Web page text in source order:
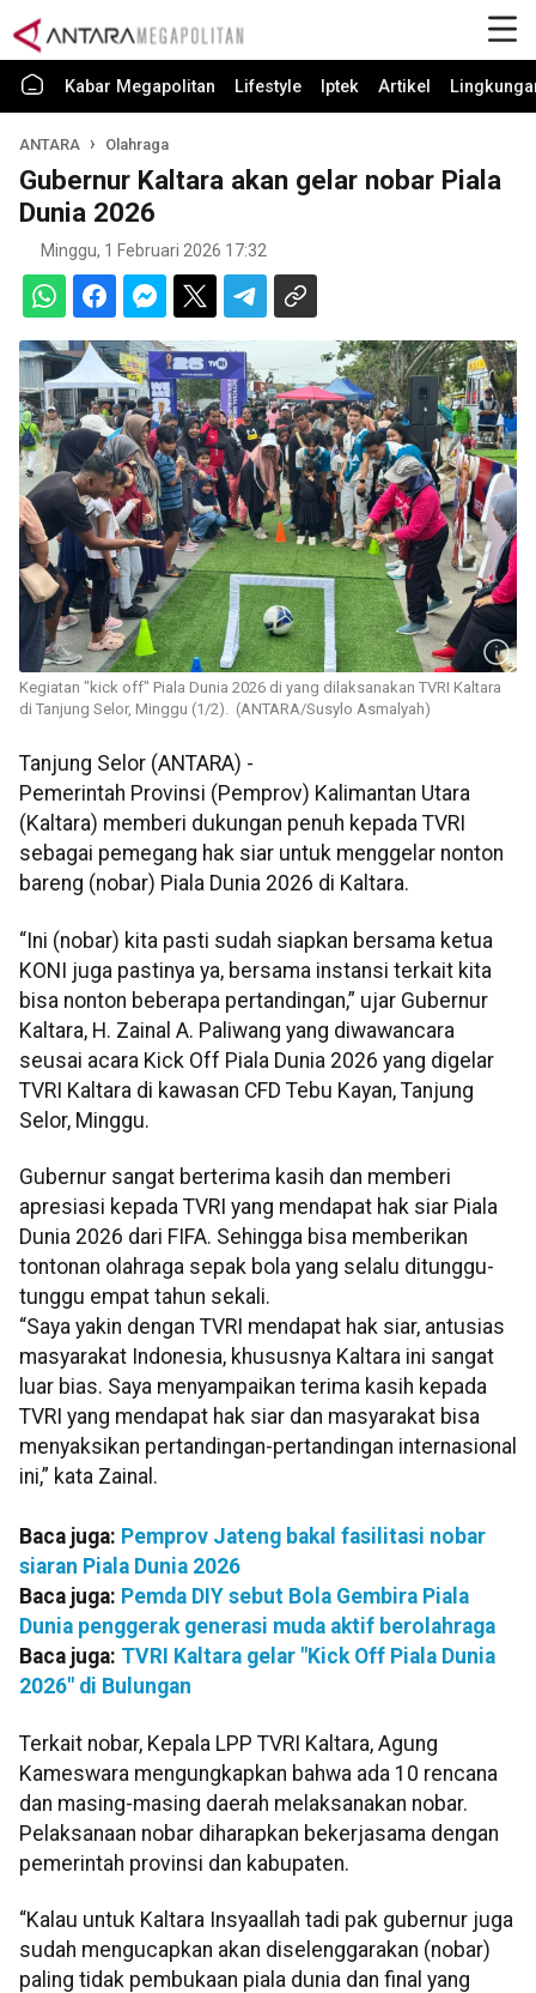
Kabar Megapolitan Lifestyle Iptek Artikel
ANTARA Olahraga
Gubernur Kaltara akan gelar nobar Piala
Dunia 2026
Minggu, 1 Februari 2026 17:32
Kegiatan "kick off" Piala Dunia 2026 di yang dilaksanakan TVRI Kaltara
di Tanjung Selor, Minggu (1/2). (ANTARA/Susylo Asmalyah)
Tanjung Selor (ANTARA) -
Pemerintah Provinsi (Pemprov) Kalimantan Utara
(Kaltara) memberi dukungan penuh kepada TVRI
sebagai pemegang hak siar untuk menggelar nonton
bareng (nobar) Piala Dunia 2026 di Kaltara.
“Ini (nobar) kita pasti sudah siapkan bersama ketua
KONI juga pastinya ya, bersama instansi terkait kita
bisa nonton beberapa pertandingan,” ujar Gubernur
Kaltara, H. Zainal A. Paliwang yang diwawancara
seusai acara Kick Off Piala Dunia 2026 yang digelar
TVRI Kaltara di kawasan CFD Tebu Kayan, Tanjung
Selor, Minggu.
Gubernur sangat berterima kasih dan memberi
apresiasi kepada TVRI yang mendapat hak siar Piala
Dunia 2026 dari FIFA. Sehingga bisa memberikan
tontonan olahraga sepak bola yang selalu ditunggu-
tunggu empat tahun sekali.
“Saya yakin dengan TVRI mendapat hak siar, antusias
masyarakat Indonesia, khususnya Kaltara ini sangat
luar bias. Saya menyampaikan terima kasih kepada
TVRI yang mendapat hak siar dan masyarakat bisa
menyaksikan pertandingan-pertandingan internasional
ini,” kata Zainal.
Baca juga: Pemprov Jateng bakal fasilitasi nobar
siaran Piala Dunia 2026
Baca juga: Pemda DIY sebut Bola Gembira Piala
Dunia penggerak generasi muda aktif berolahraga
Baca juga: TVRI Kaltara gelar "Kick Off Piala Dunia
2026" di Bulungan
Terkait nobar, Kepala LPP TVRI Kaltara, Agung
Kameswara mengungkapkan bahwa ada 10 rencana
dan masing-masing daerah melaksanakan nobar.
Pelaksanaan nobar diharapkan bekerjasama dengan
pemerintah provinsi dan kabupaten.
“Kalau untuk Kaltara Insyaallah tadi pak gubernur juga
sudah mengucapkan akan diselenggarakan (nobar)
paling tidak pembukaan piala dunia dan final yang